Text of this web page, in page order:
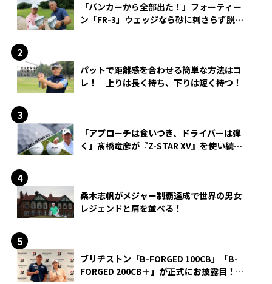
「バンカーから全部出た！」フォーティー
ン「FR-3」ウェッジなら砂に刺さらず脱出
パットで距離感を合わせる簡単な方法はコ
レ！ 上りは長く持ち、下りは短く持つ！
「アプローチは食いつき、ドライバーは弾
く」髙橋竜彦が『Z-STAR XV』を使い続け
桑木志帆がメジャー制覇達成で世界の男女
レジェンドと肩を並べる！
ブリヂストン「B-FORGED 100CB」「B-
FORGED 200CB＋」が正式にお披露目！